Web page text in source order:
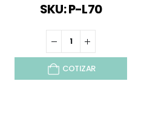
SKU: P-L70
COTIZAR